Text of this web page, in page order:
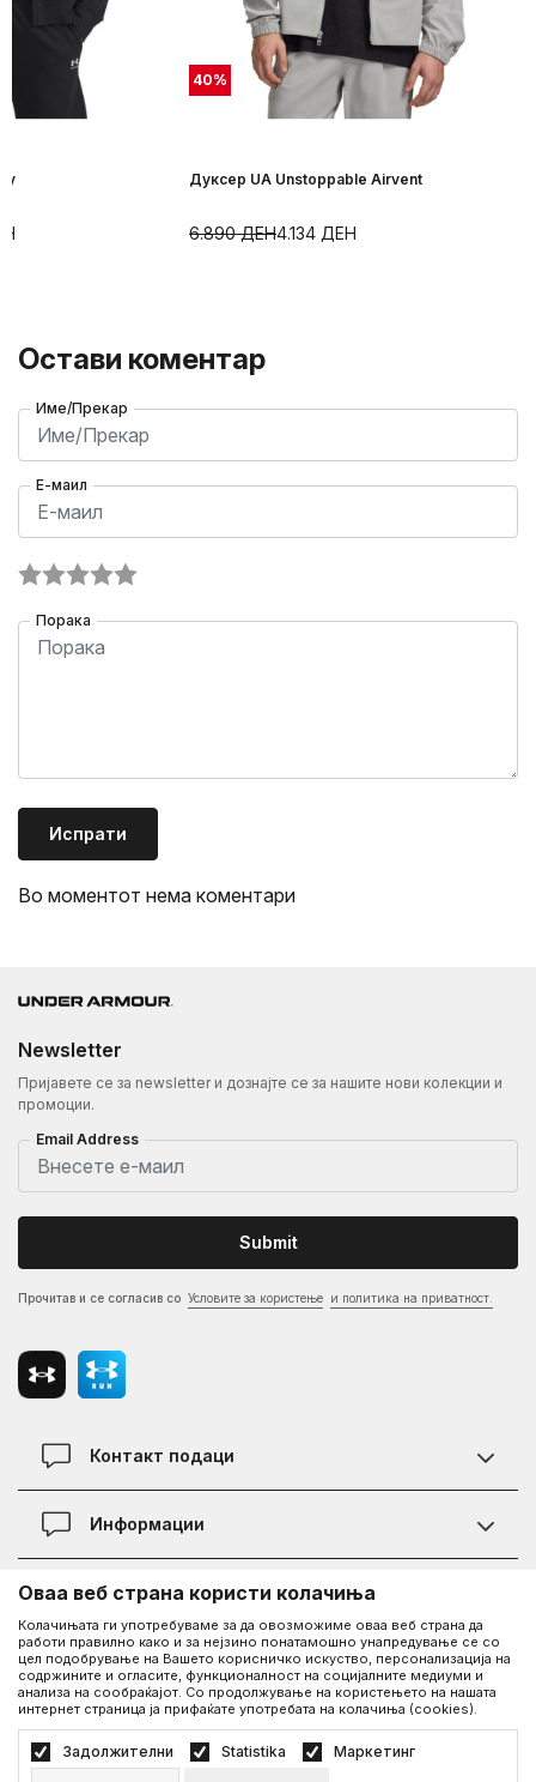
40%
Дуксер UA Unstoppable Airvent
4.134 ДЕН
6.890ДЕН
Остави коментар
Име/Прекар
Е-маил
Порака
Испрати
Во моментот нема коментари
Newsletter
Пријавете се за newsletter и дознајте се за нашите нови колекции и
промоции.
Email Address
Submit
Прочитав и се согласив со Условите за користење и политика на приватност.
Контакт подаци
Контакт
Информации
Политика на приватност
Најчести прашања
Како да купите
Информации за Under Armour
За нас - приказната за Under Armour
Дознајте повеќе за UA
Вработување
Соработка
UA Social
Facebook
©2026www.underarmour.mk, ИзработкаNB SOFT. Сите права задржани.
Политика на приватност
Услови на користење
Оваа веб страна користи колачиња
Колачињата ги употребуваме за да овозможиме оваа веб страна да
работи правилно како и за нејзино понатамошно унапредување се со
цел подобрување на Вашето корисничко искуство, персонализација на
содржините и огласите, функционалност на социјалните медиуми и
анализа на сообраќајот. Со продолжување на користењето на нашата
интернет страница ја прифаќате употребата на колачиња (cookies).
Задолжителни Statistika Маркетинг